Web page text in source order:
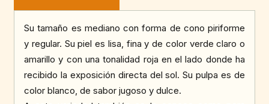
Su tamaño es mediano con forma de cono piriforme
y regular. Su piel es lisa, fina y de color verde claro o
amarillo y con una tonalidad roja en el lado donde ha
recibido la exposición directa del sol. Su pulpa es de
color blanco, de sabor jugoso y dulce.